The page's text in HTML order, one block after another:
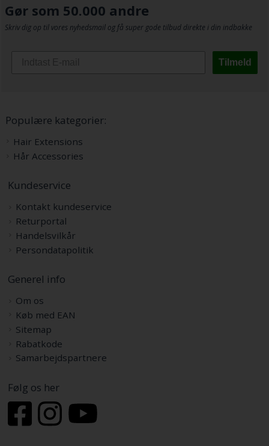
Gør som 50.000 andre
Skriv dig op til vores nyhedsmail og få super gode tilbud direkte i din indbakke
Tilmeld
Populære kategorier:
Hair Extensions
Hår Accessories
Kundeservice
Kontakt kundeservice
Returportal
Handelsvilkår
Persondatapolitik
Generel info
Om os
Køb med EAN
Sitemap
Rabatkode
Samarbejdspartnere
Følg os her